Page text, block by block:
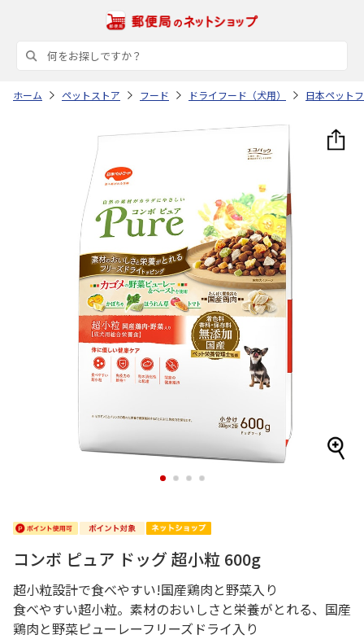
ホーム ペットストア フード ドライフード（犬用） 日本ペット
1 2 3 4
コンボ ピュア ドッグ 超小粒 600g
超小粒設計で食べやすい!国産鶏肉と野菜入り
食べやすい超小粒。素材のおいしさと栄養がとれる、国産
鶏肉と野菜ピューレーフリーズドライ入り